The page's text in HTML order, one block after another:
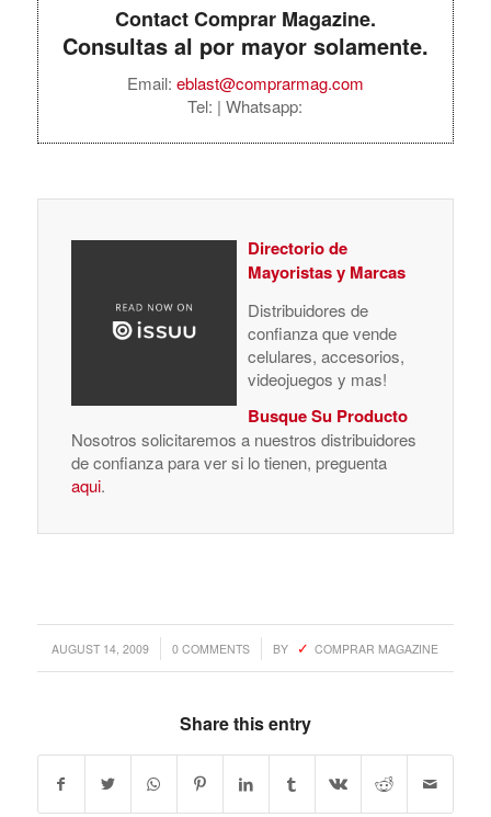
Contact Comprar Magazine.
Consultas al por mayor solamente.
Email: eblast@comprarmag.com
Tel: | Whatsapp:
Directorio de
Mayoristas y Marcas
Distribuidores de
confianza que vende
celulares, accesorios,
videojuegos y mas!
Busque Su Producto
Nosotros solicitaremos a nuestros distribuidores
de confianza para ver si lo tienen, preguenta
aqui.
AUGUST 14, 2009
/ 0 COMMENTS
/ BY COMPRAR MAGAZINE
Share this entry